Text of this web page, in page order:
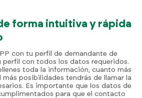
forma intuitiva y rápida
con tu perfil de demandante de
con todos los datos requeridos.
toda la información, cuanto más
posibilidades tendrás de llamar la
Es importante que los datos de
para que el contacto